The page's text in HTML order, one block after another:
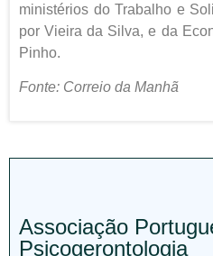
ministérios do Trabalho e
por Vieira da Silva, e da
Pinho.
Fonte: Correio da Manhã
Associação
Psicogerontologia